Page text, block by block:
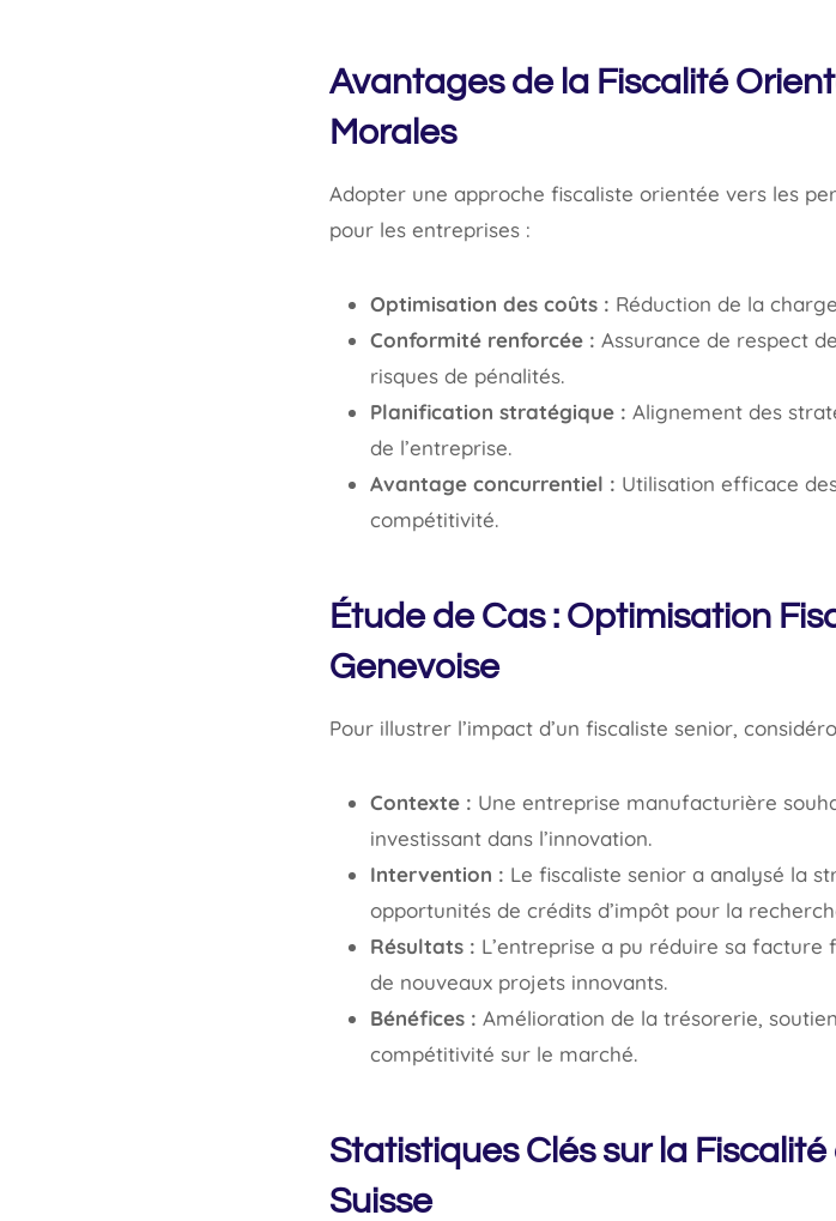
Avantages de la Fiscalité
Morales
Adopter une approche fiscaliste orientée vers les
pour les entreprises :
Optimisation des coûts : Réduction de la
Conformité renforcée : Assurance de respect
risques de pénalités.
Planification stratégique : Alignement des
de l’entreprise.
Avantage concurrentiel : Utilisation efficace
compétitivité.
Étude de Cas : Optimisation
Genevoise
Pour illustrer l’impact d’un fiscaliste senior,
Contexte : Une entreprise manufacturière
investissant dans l’innovation.
Intervention : Le fiscaliste senior a analysé la
opportunités de crédits d’impôt pour la
Résultats : L’entreprise a pu réduire sa facture
de nouveaux projets innovants.
Bénéfices : Amélioration de la trésorerie,
compétitivité sur le marché.
Statistiques Clés sur la
Suisse